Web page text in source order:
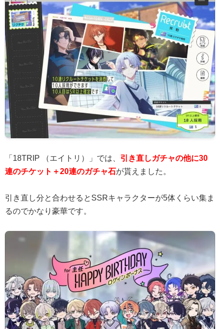
「18TRIP （エイトリ）」では、 引き直しガチャの他に30
連のチケット＋20連のガチャ石が貰えました。
引き直し分と合わせるとSSRキャラクターが5体くらい集ま
るのでかなり豪華です。